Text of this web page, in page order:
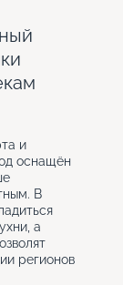
и
оснащён
В
а
регионов